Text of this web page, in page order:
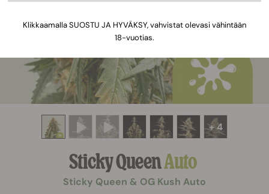
+ 4
Sticky QueenAuto
Sticky Queen & OG Kush Auto
Klikkaamalla SUOSTU JA HYVÄKSY, vahvistat olevasi vähintään
18-vuotias.